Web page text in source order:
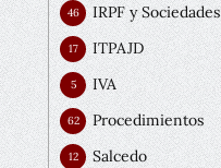
IRPF y Sociedades
46
ITPAJD
17
IVA
5
Procedimientos
62
Salcedo
12